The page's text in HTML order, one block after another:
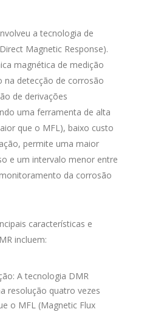
a tecnologia de
Magnetic Response).
magnética de medição
na detecção de corrosão
de derivações
uma ferramenta de alta
que o MFL), baixo custo
permite uma maior
e um intervalo menor entre
da corrosão
características e
incluem:
A tecnologia DMR
resolução quatro vezes
o MFL (Magnetic Flux